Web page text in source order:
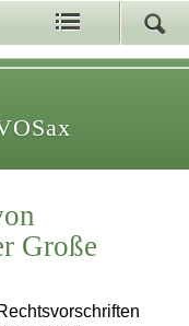
Große